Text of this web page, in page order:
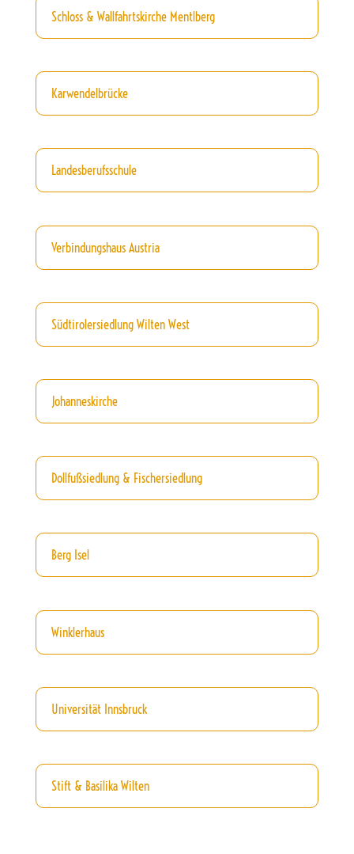
Schloss & Wallfahrtskirche Mentlberg
Karwendelbrücke
Landesberufsschule
Verbindungshaus Austria
Südtirolersiedlung Wilten West
Johanneskirche
Dollfußsiedlung & Fischersiedlung
Berg Isel
Winklerhaus
Universität Innsbruck
Stift & Basilika Wilten